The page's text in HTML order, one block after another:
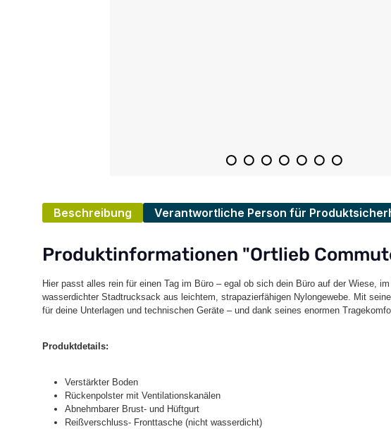
Beschreibung Verantwortliche Person für
Produktinformationen "Ortlieb
Hier passt alles rein für einen Tag im Büro – egal ob sich dein Büro auf der Wiese,
wasserdichter Stadtrucksack aus leichtem, strapazierfähigen Nylongewebe. Mit
für deine Unterlagen und technischen Geräte – und dank seines enormen
Produktdetails:
Verstärkter Boden
Rückenpolster mit Ventilationskanälen
Abnehmbarer Brust- und Hüftgurt
Reißverschluss- Fronttasche (nicht wasserdicht)